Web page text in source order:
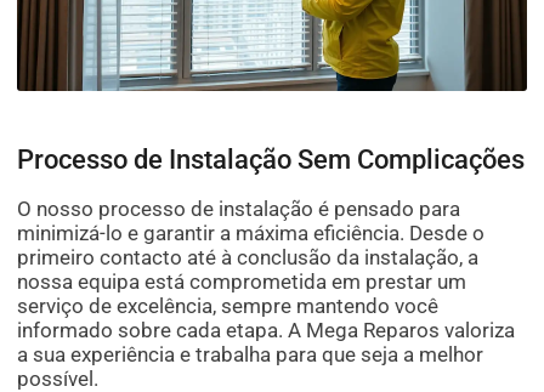
Processo de Instalação Sem Complicações
O nosso processo de instalação é pensado para
minimizá-lo e garantir a máxima eficiência. Desde o
primeiro contacto até à conclusão da instalação, a
nossa equipa está comprometida em prestar um
serviço de excelência, sempre mantendo você
informado sobre cada etapa. A Mega Reparos valoriza
a sua experiência e trabalha para que seja a melhor
possível.